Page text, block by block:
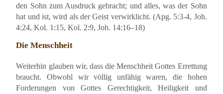
den Sohn zum Ausdruck gebracht; und alles, was der Sohn
hat und ist, wird als der Geist verwirklicht. (Apg. 5:3-4, Joh.
4:24, Kol. 1:15, Kol. 2:9, Joh. 14:16–18)
Die Menschheit
Weiterhin glauben wir, dass die Menschheit Gottes Errettung
braucht. Obwohl wir völlig unfähig waren, die hohen
Forderungen von Gottes Gerechtigkeit, Heiligkeit und